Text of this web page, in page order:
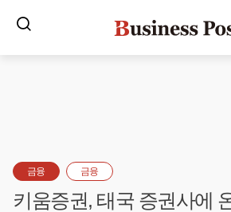
금융 금융
키움증권, 태국 증권사에